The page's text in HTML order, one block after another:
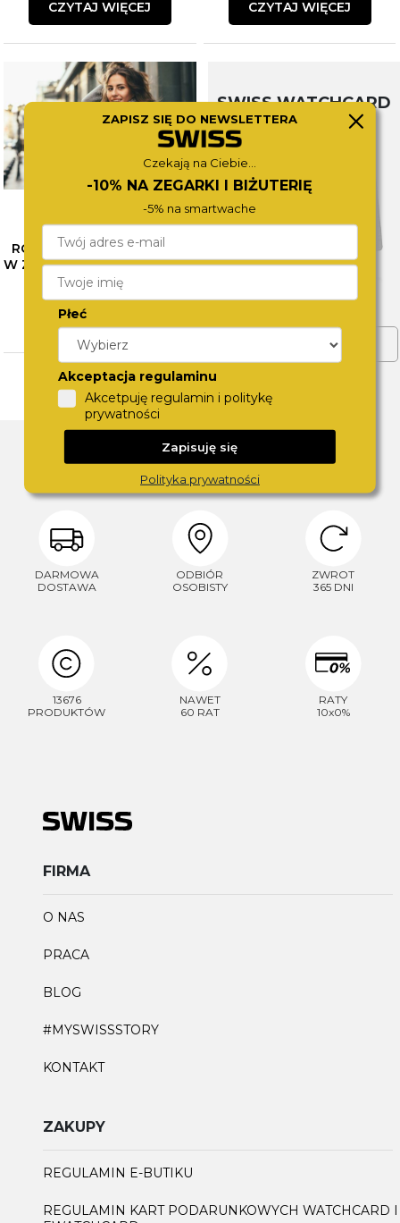
CZYTAJ WIĘCEJ CZYTAJ WIĘCEJ
RÓŻNE OBLICZA SZAROŚCI
W ZEGARKACH CALVIN KLEIN
– SPRAWDŹ NASZE
PROPOZYCJE
CZYTAJ WIĘCEJ
SWISS WATCHCARD
ZOBACZ WIĘCEJ
DLACZEGO SWISS?
DARMOWA
DOSTAWA
ODBIÓR
OSOBISTY
ZWROT
365 DNI
13676
PRODUKTÓW
NAWET
60 RAT
RATY
10x0%
FIRMA
O NAS
PRACA
BLOG
#MYSWISSSTORY
KONTAKT
ZAKUPY
REGULAMIN E-BUTIKU
REGULAMIN KART PODARUNKOWYCH WATCHCARD I
ZAPISZ SIĘ DO NEWSLETTERA
Czekają na Ciebie...
-10% NA ZEGARKI I BIŻUTERIĘ
-5% na smartwache
Płeć
Akceptacja regulaminu
Akcetpuję regulamin i politykę
prywatności
Zapisuję się
Polityka prywatności